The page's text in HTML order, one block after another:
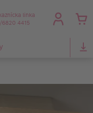
linka
4415